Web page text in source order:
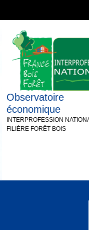
Observatoire
économique
INTERPROFESSION
FILIÈRE FORÊT BOIS